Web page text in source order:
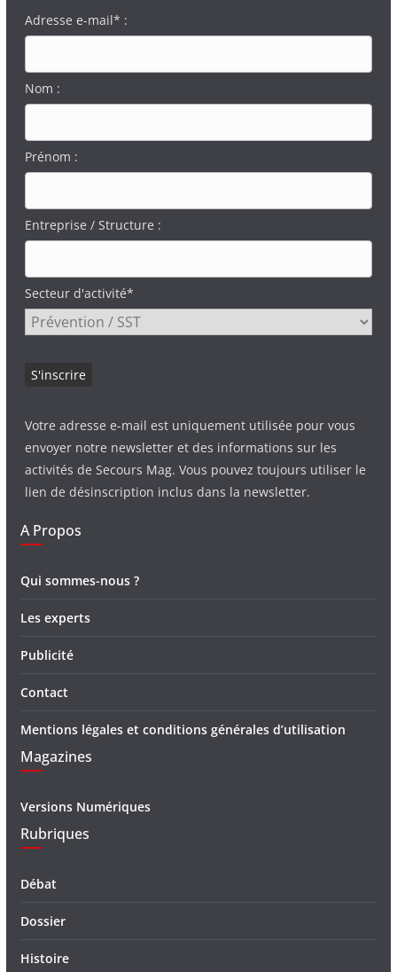
Adresse e-mail* :
Nom :
Prénom :
Entreprise / Structure :
Secteur d'activité*
Votre adresse e-mail est uniquement utilisée pour vous
envoyer notre newsletter et des informations sur les
activités de Secours Mag. Vous pouvez toujours utiliser le
lien de désinscription inclus dans la newsletter.
A Propos
Qui sommes-nous ?
Les experts
Publicité
Contact
Mentions légales et conditions générales d’utilisation
Magazines
Versions Numériques
Rubriques
Débat
Dossier
Histoire